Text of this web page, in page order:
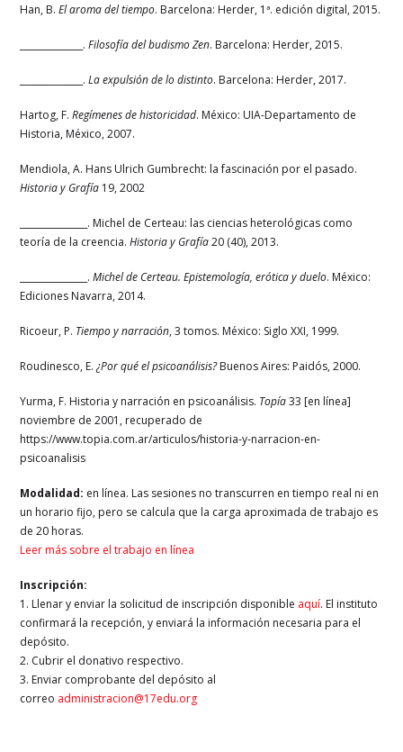
Han, B.El aroma del tiempo. Barcelona: Herder, 1ª. edición digital, 2015.
______________.Filosofía del budismo Zen. Barcelona: Herder, 2015.
______________.La expulsión de lo distinto. Barcelona: Herder, 2017.
Hartog, F.Regímenes de historicidad. México: UIA-Departamento de
Historia, México, 2007.
Mendiola, A. Hans Ulrich Gumbrecht: la fascinación por el pasado.
Historia y Grafía 19, 2002
_______________. Michel de Certeau: las ciencias heterológicas como
teoría de la creencia.Historia y Grafía20 (40), 2013.
_______________.Michel de Certeau. Epistemología, erótica y duelo. México:
Ediciones Navarra, 2014.
Ricoeur, P. Tiempo y narración, 3 tomos. México: Siglo XXI, 1999.
Roudinesco, E.¿Por qué el psicoanálisis?Buenos Aires: Paidós, 2000.
Yurma, F. Historia y narración en psicoanálisis. Topía33 [en línea]
noviembre de 2001, recuperado de
https://www.topia.com.ar/articulos/historia-y-narracion-en-
psicoanalisis
Modalidad: en línea. Las sesiones no transcurren en tiempo real ni en
un horario fijo, pero se calcula que la carga aproximada de trabajo es
de 20 horas.
Leer más sobre el trabajo en línea
Inscripción:
1. Llenar y enviar la solicitud de inscripción disponible aquí. El instituto
confirmará la recepción, y enviará la información necesaria para el
depósito.
2. Cubrir el donativo respectivo.
3. Enviar comprobante del depósito al
correo administracion@17edu.org